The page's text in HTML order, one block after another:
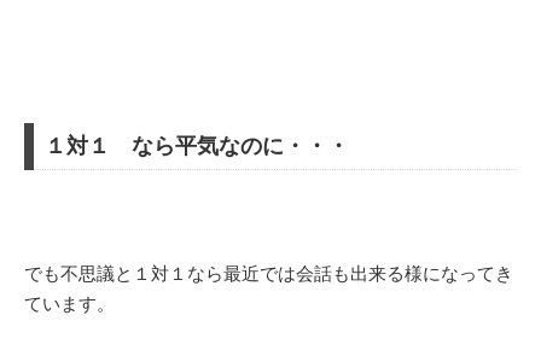
１対１ なら平気なのに・・・
でも不思議と１対１なら最近では会話も出来る様になってき
ています。